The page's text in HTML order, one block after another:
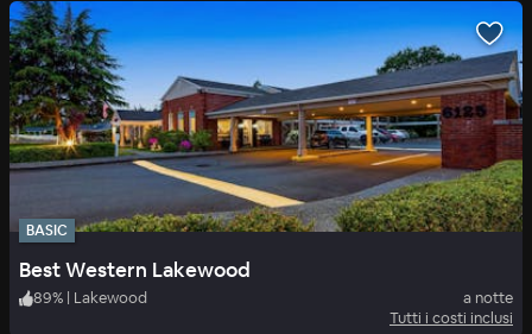
BASIC
Best Western Lakewood
89% Lakewood
a notte
Tutti i costi inclusi